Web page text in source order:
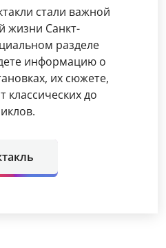
стали важной
жизни Санкт-
разделе
информацию о
их сюжете,
классических до